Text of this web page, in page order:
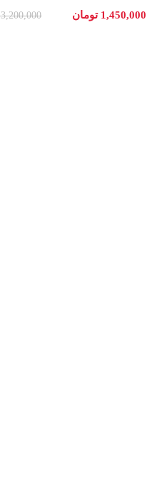
1,450,000 تومان 3,200,000